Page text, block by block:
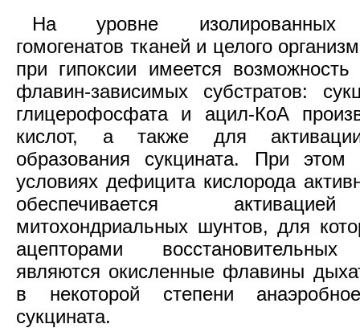
На уровне изолированных
гомогенатов тканей и целого
при гипоксии имеется
флавин-зависимых субстратов:
глицерофосфата и ацил-КоА
кислот, а также для активации
образования сукцината. При
условиях дефицита кислорода
обеспечивается
митохондриальных шунтов, для
ацепторами восстановительных
являются окисленные флавины
в некоторой степени
сукцината.